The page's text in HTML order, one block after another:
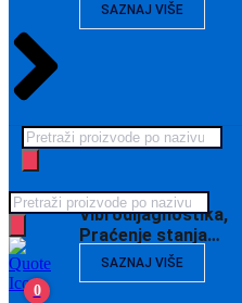
SAZNAJ VIŠE
Vibrodijagnostika,
Praćenje stanja…
SAZNAJ VIŠE
Products
search
Products
search
0